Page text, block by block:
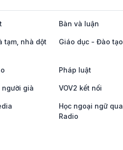
Bàn và luận
tạm, nhà dột
Giáo dục - Đào tạo
Pháp luật
người già VOV2 kết nối
Học ngoại ngữ qua
Radio